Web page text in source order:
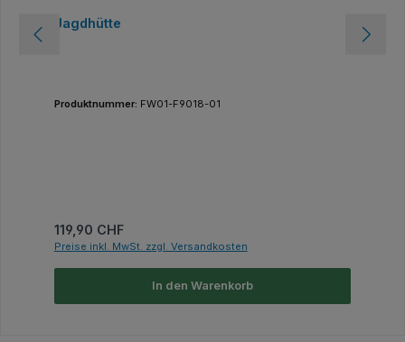
Jagdhütte
Produktnummer: FW01-F9018-01
Regulärer Preis:
119,90 CHF
Preise inkl. MwSt. zzgl. Versandkosten
In den Warenkorb